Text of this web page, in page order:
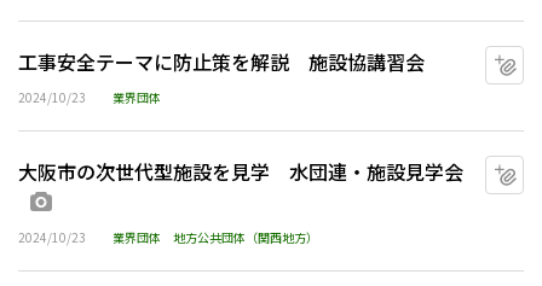
工事安全テーマに防止策を解説 施設協講習会
2024/10/23 業界団体
大阪市の次世代型施設を見学 水団連・施設見学会
2024/10/23 業界団体 地方公共団体（関西地方）